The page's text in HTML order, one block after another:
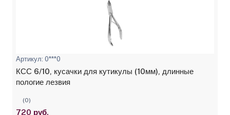
Артикул: 0***0
КСС 6/10, кусачки для кутикулы (10мм), длинные
пологие лезвия
(0)
720 руб.